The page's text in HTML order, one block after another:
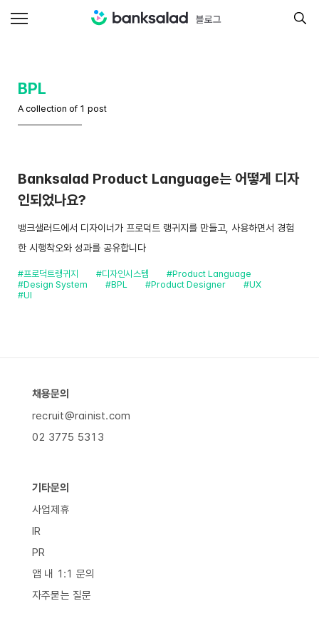
BPL
A collection of 1 post
Banksalad Product Language는 어떻게 디자
인되었나요?
뱅크샐러드에서 디자이너가 프로덕트 랭귀지를 만들고, 사용하면서 경험
한 시행착오와 성과를 공유합니다
#프로덕트랭귀지 #디자인시스템
#Product Language
#Design System
#BPL #Product Designer
#UX
#UI
채용문의
recruit@rainist.com
02 3775 5313
기타문의
사업제휴
IR
PR
앱 내 1:1 문의
자주묻는 질문